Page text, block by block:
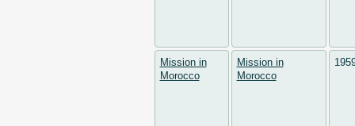
Mission in
Morocco
Mission in
Morocco